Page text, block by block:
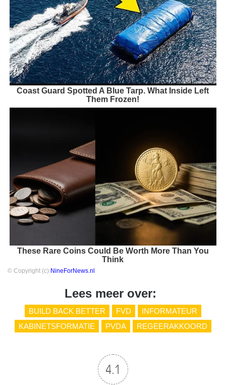
Coast Guard Spotted A Blue Tarp. What Inside Left
Them Frozen!
These Rare Coins Could Be Worth More Than You
Think
© Copyright (c) NineForNews.nl
Lees meer over:
BUILD BACK BETTER FVD
INFORMATEUR
KABINETSFORMATIE
PVDA REGEERAKKOORD
4.1